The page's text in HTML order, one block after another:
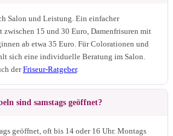
Salon und Leistung. Ein einfacher
zwischen 15 und 30 Euro, Damenfrisuren mit
ab etwa 35 Euro. Für Colorationen und
sich eine individuelle Beratung im Salon.
derFriseur-Ratgeber.
sind samstags geöffnet?
geöffnet, oft bis 14 oder 16 Uhr. Montags